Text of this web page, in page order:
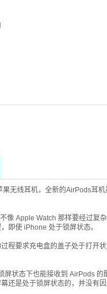
无线耳机，全新的AirPods耳
像 Apple Watch 那样要经过复
即使 iPhone 处于锁屏状态。
程要求充电盒的盖子处于打开
屏状态下也能接收到 AirPods
还是处于锁屏状态的，并没有因